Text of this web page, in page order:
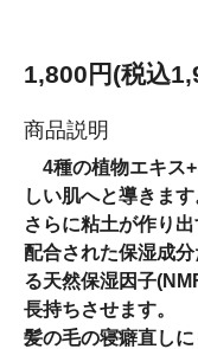
1,800円(税込
商品説明
4種の植物エキス+
しい肌へと導きます
さらに粘土が作り
配合された保湿成
る天然保湿因子
長持ちさせます。
髪の毛の寝癖直しに